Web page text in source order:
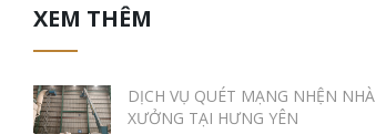
XEM THÊM
DỊCH VỤ QUÉT MẠNG NHỆN NHÀ
XƯỞNG TẠI HƯNG YÊN